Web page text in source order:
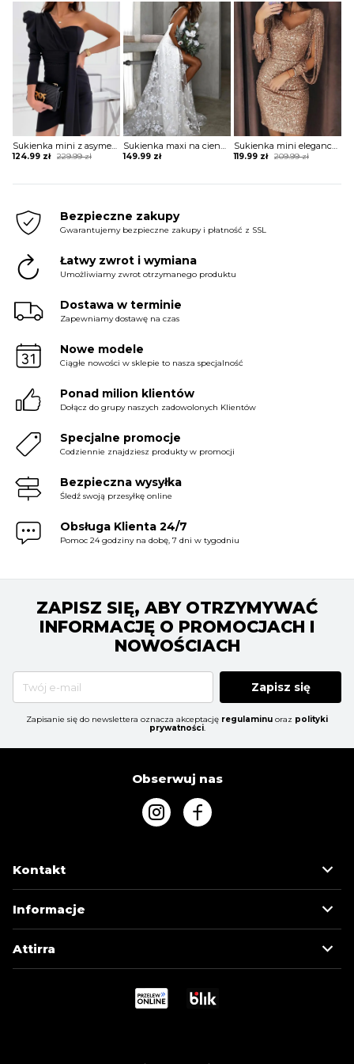
was:
264.99 zł.
is:
149.99 zł.
was:
229.99zł
Original
124.99 zł
Current
149.99 zł
Sukienka mini elegancka z rozcięciami na rękawach
209.99zł
Original
119.99 zł
Current
Bezpieczne zakupy
Gwarantujemy bezpieczne zakupy i płatność z SSL
Łatwy zwrot i wymiana
Umożliwiamy zwrot otrzymanego produktu
Dostawa w terminie
Zapewniamy dostawę na czas
Nowe modele
Ciągłe nowości w sklepie to nasza specjalność
Ponad milion klientów
Dołącz do grupy naszych zadowolonych Klientów
Specjalne promocje
Codziennie znajdziesz produkty w promocji
Bezpieczna wysyłka
Śledź swoją przesyłkę online
Obsługa Klienta 24/7
Pomoc 24 godziny na dobę, 7 dni w tygodniu
ZAPISZ SIĘ, ABY OTRZYMYWAĆ
INFORMACJĘ O PROMOCJACH I
NOWOŚCIACH
Zapisz się
Zapisanie się do newslettera oznacza akceptację regulaminu oraz polityki
prywatności.
Obserwuj nas
Kontakt
Informacje
Attirra